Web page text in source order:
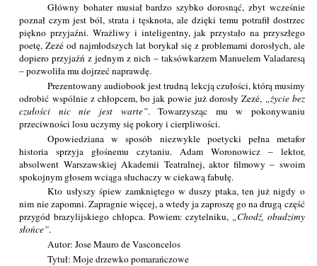
Główny bohater musiał bardzo szybko dorosnąć, zbyt wcześnie
poznał czym jest ból, strata i tęsknota, ale dzięki temu potrafił dostrzec
piękno przyjaźni. Wrażliwy i inteligentny, jak przystało na przyszłego
poetę, Zezé od najmłodszych lat borykał się z problemami dorosłych, ale
dopiero przyjaźń z jednym z nich – taksówkarzem Manuelem Valadaresą
– pozwoliła mu dojrzeć naprawdę.
Prezentowany audiobook jest trudną lekcją czułości, którą musimy
odrobić wspólnie z chłopcem, bo jak powie już dorosły Zezé,
życie bez
czułości nic nie jest warte . Towarzysząc mu w pokonywaniu
przeciwności losu uczymy się pokory i cierpliwości.
Opowiedziana w sposób niezwykle poetycki pełna metafor
historia sprzyja głośnemu czytaniu. Adam Woronowicz – lektor,
absolwent Warszawskiej Akademii Teatralnej, aktor filmowy – swoim
spokojnym głosem wciąga słuchaczy w ciekawą fabułę.
Kto usłyszy śpiew zamkniętego w duszy ptaka, ten już nigdy o
nim nie zapomni. Zapragnie więcej, a wtedy ja zaproszę go na drugą część
przygód brazylijskiego chłopca. Powiem: czytelniku,
Chodź, obudzimy
słońce .
Autor: Jose Mauro de Vasconcelos
Tytuł: Moje drzewko pomarańczowe